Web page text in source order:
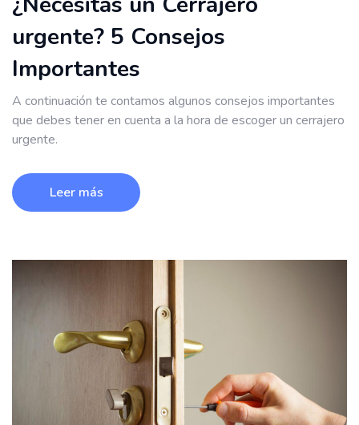
urgente? 5 Consejos
Importantes
A continuación te contamos algunos consejos importantes
que debes tener en cuenta a la hora de escoger un cerrajero
urgente.
Leer más